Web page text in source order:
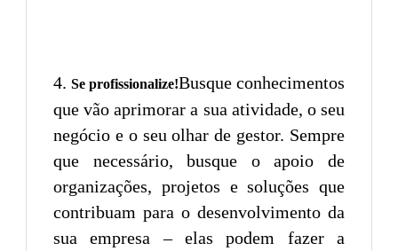
Se profissionalize!Busque conhecimentos
que vão aprimorar a sua atividade, o seu
negócio e o seu olhar de gestor. Sempre
que necessário, busque o apoio de
organizações, projetos e soluções que
contribuam para o desenvolvimento da
sua empresa – elas podem fazer a